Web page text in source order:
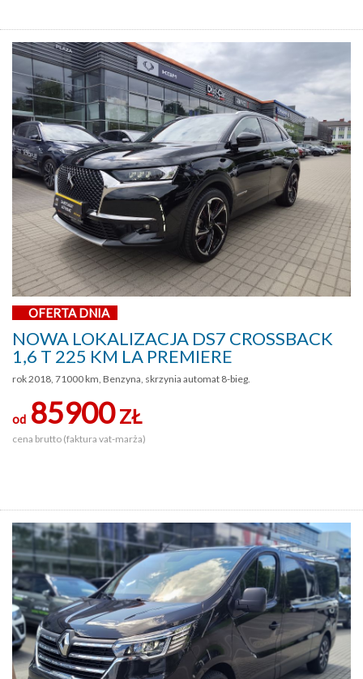
OFERTA DNIA
NOWA LOKALIZACJA DS7 CROSSBACK
1,6 T 225 KM LA PREMIERE
rok 2018, 71000 km, Benzyna, skrzynia automat 8-bieg.
od 85900ZŁ
cena brutto (faktura vat-marża)